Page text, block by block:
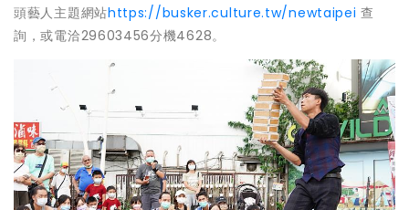
頭藝人主題網站https://busker.culture.tw/newtaipei 查
詢，或電洽29603456分機4628。